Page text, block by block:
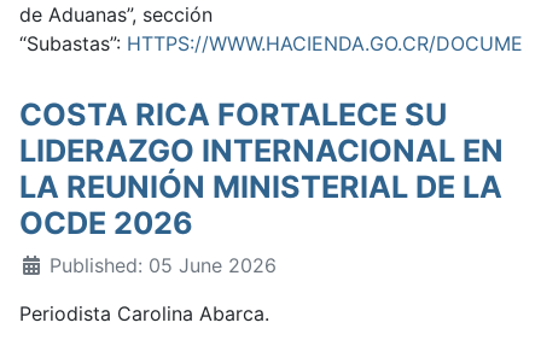
de Aduanas”, sección
“Subastas”: HTTPS://WWW.HACIENDA.GO.CR/
COSTA RICA FORTALECE SU
LIDERAZGO INTERNACIONAL EN
LA REUNIÓN MINISTERIAL DE LA
OCDE 2026
Published: 05 June 2026
Periodista Carolina Abarca.